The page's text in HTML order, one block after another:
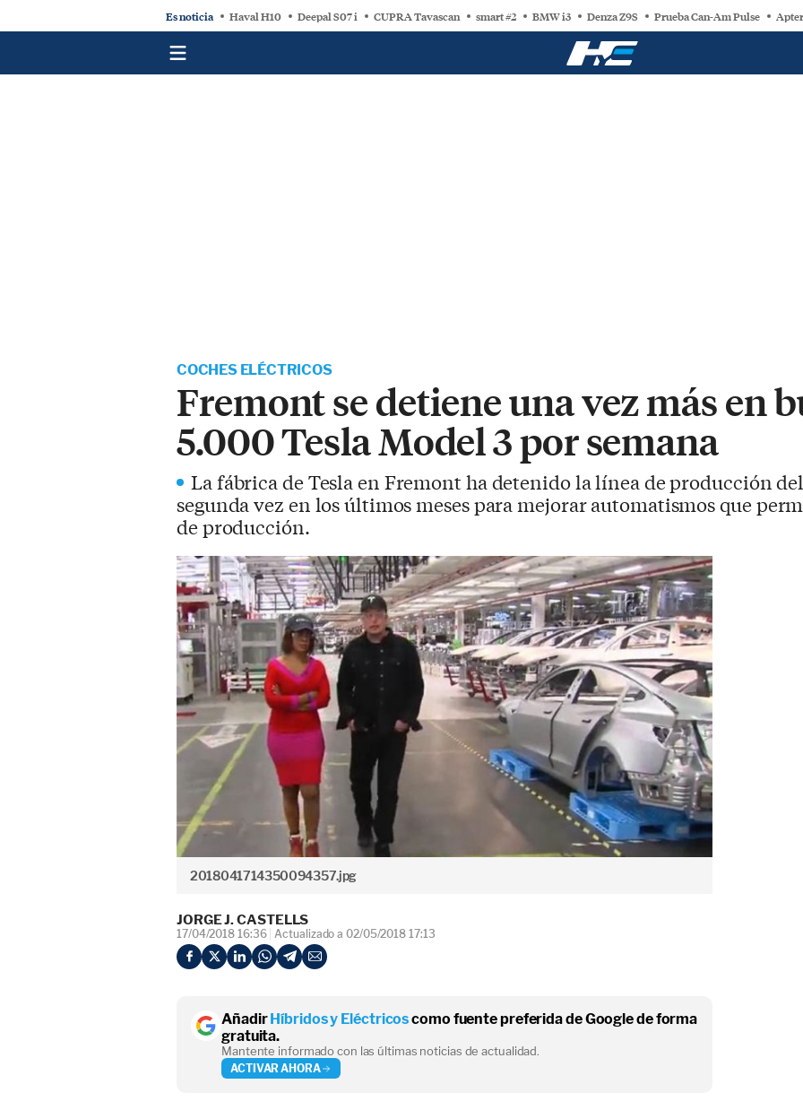
Es noticia Haval H10 Deepal S07 i CUPRA Tavascan smart #2 BMW i3 Denza Z9S Prueba Can-Am Pulse
COCHES ELÉCTRICOS
Fremont se detiene una vez más en
5.000 Tesla Model 3 por semana
La fábrica de Tesla en Fremont ha detenido la línea de producción
segunda vez en los últimos meses para mejorar automatismos que
de producción.
2018041714350094357.jpg
JORGE J. CASTELLS
17/04/2018 16:36 Actualizado a 02/05/2018 17:13
AñadirHíbridos y Eléctricoscomo fuente preferida de Google de forma
gratuita.
Mantente informado con las últimas noticias de actualidad.
ACTIVAR AHORA